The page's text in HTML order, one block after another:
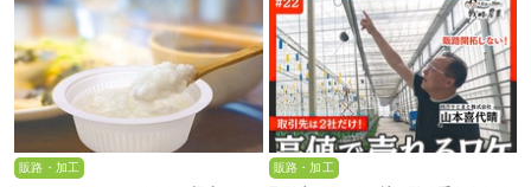
販路・加工 販路・加工